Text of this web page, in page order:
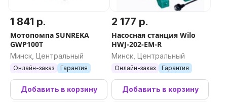
1 841 р.
Мотопомпа SUNREKA
GWP100T
Минск, Центральный
Онлайн-заказ Гарантия
Добавить в корзину
2 177 р.
Насосная станция Wilo
HWJ-202-EM-R
Минск, Центральный
Онлайн-заказ Гарантия
Добавить в корзину